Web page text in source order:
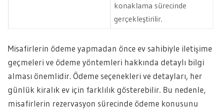
konaklama sürecinde
gerçekleştirilir.
Misafirlerin ödeme yapmadan önce ev sahibiyle iletişime
geçmeleri ve ödeme yöntemleri hakkında detaylı bilgi
alması önemlidir. Ödeme seçenekleri ve detayları, her
günlük kiralık ev için farklılık gösterebilir. Bu nedenle,
misafirlerin rezervasyon sürecinde ödeme konusunu